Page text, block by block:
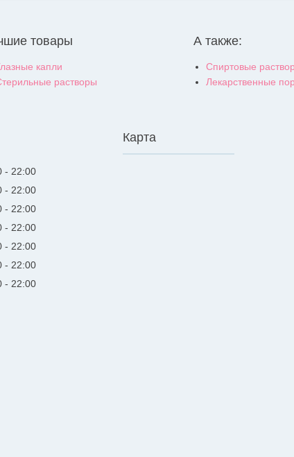
товары
капли
растворы
А также:
Спиртовые
Лекарственные
22:00
22:00
22:00
22:00
22:00
22:00
22:00
Карта